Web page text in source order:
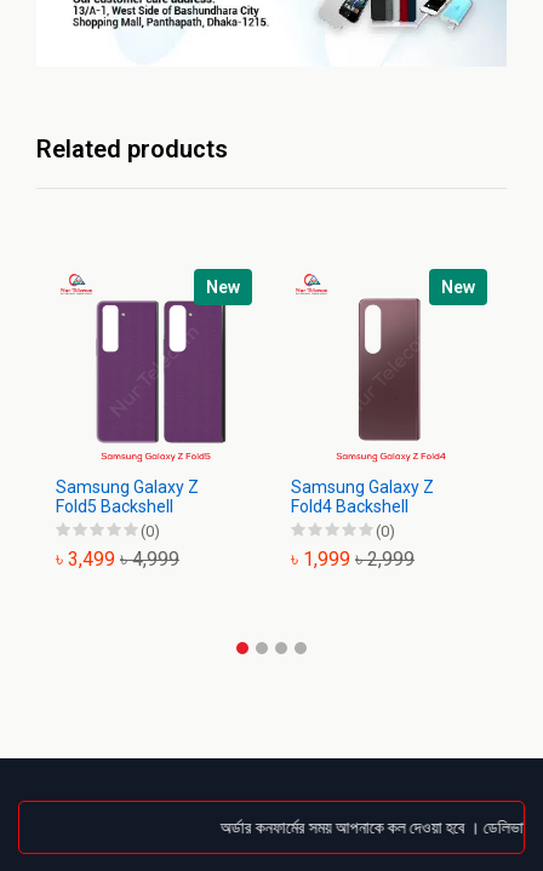
Related products
New
Samsung Galaxy Z
Fold5 Backshell
(0)
৳ 3,499 ৳ 4,999
New
Samsung Galaxy Z
Fold4 Backshell
(0)
৳ 1,999 ৳ 2,999
অর্ডার কনফার্মের সময় আপনাকে কল দেওয়া হবে ।